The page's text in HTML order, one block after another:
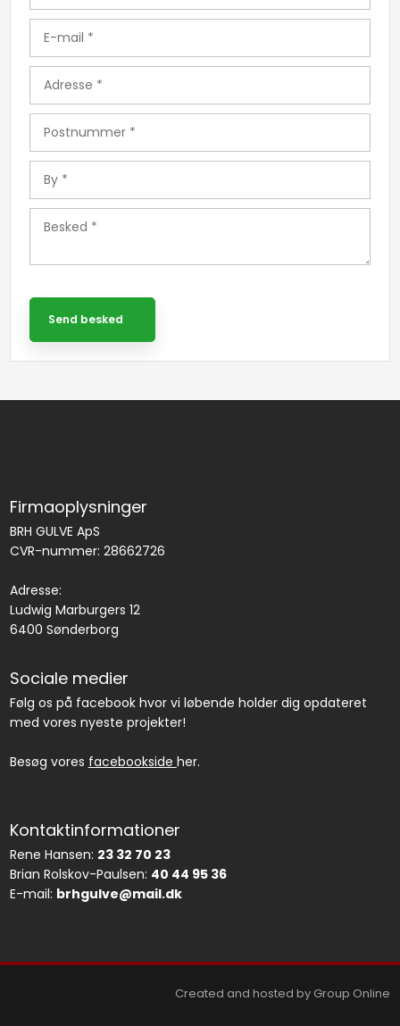
Firmaoplysninger
BRH GULVE ApS
CVR-nummer: 28662726
Adresse:
​Ludwig Marburgers 12
6400 Sønderborg
Sociale medier
Følg os på facebook hvor vi løbende holder dig opdateret
med vores nyeste projekter!
Besøg vores facebookside her.
Kontaktinformationer
Rene Hansen: 23 32 70 23
Brian Rolskov-Paulsen: 40 44 95 36
E-mail: brhgulve@mail.dk
Created and hosted by Group Online